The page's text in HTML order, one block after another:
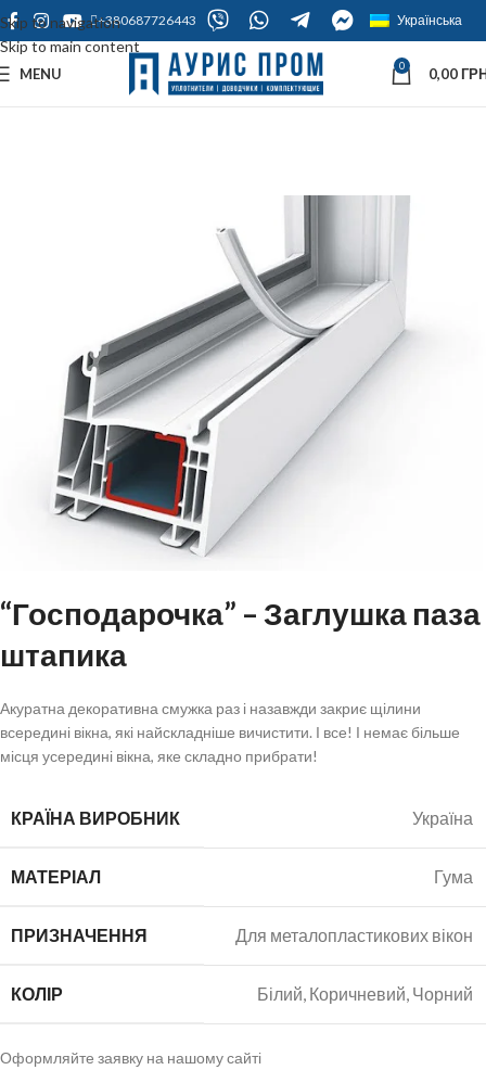
Skip to navigation
Skip to main content
+380687726443 Українська
MENU 0 0,00
“Господарочка” – Заглушка паза
штапика
Акуратна декоративна смужка раз і назавжди закриє щілини
всередині вікна, які найскладніше вичистити. І все! І немає більше
місця усередині вікна, яке складно прибрати!
КРАЇНА ВИРОБНИК Україна
МАТЕРІАЛ Гума
ПРИЗНАЧЕННЯ Для металопластикових вікон
КОЛІР Білий, Коричневий, Чорний
Оформляйте заявку на нашому сайті